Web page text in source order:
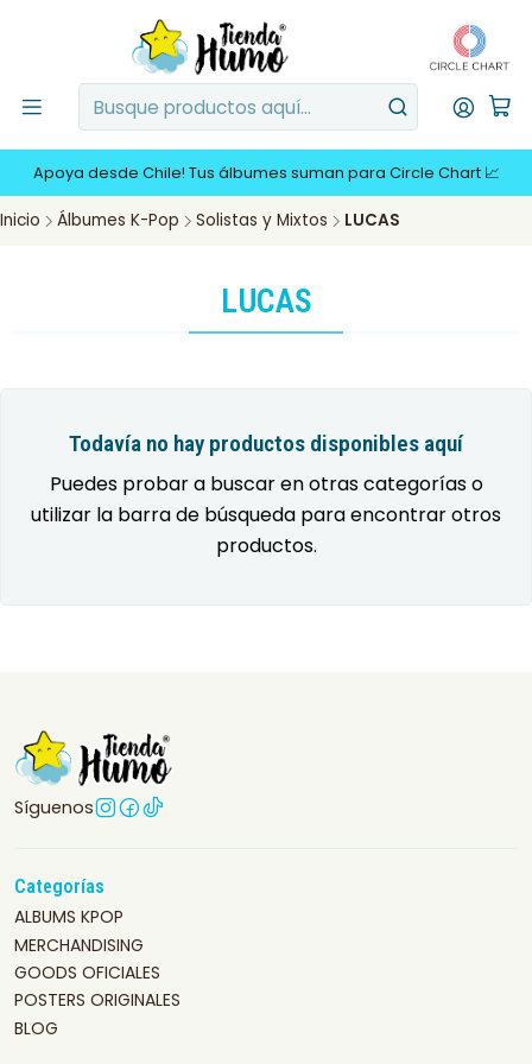
Apoya desde Chile! Tus álbumes suman para Circle Chart 📈
Inicio Álbumes K-Pop Solistas y Mixtos LUCAS
LUCAS
Todavía no hay productos disponibles aquí
Puedes probar a buscar en otras categorías o
utilizar la barra de búsqueda para encontrar otros
productos.
Síguenos
Categorías
ALBUMS KPOP
MERCHANDISING
GOODS OFICIALES
POSTERS ORIGINALES
BLOG